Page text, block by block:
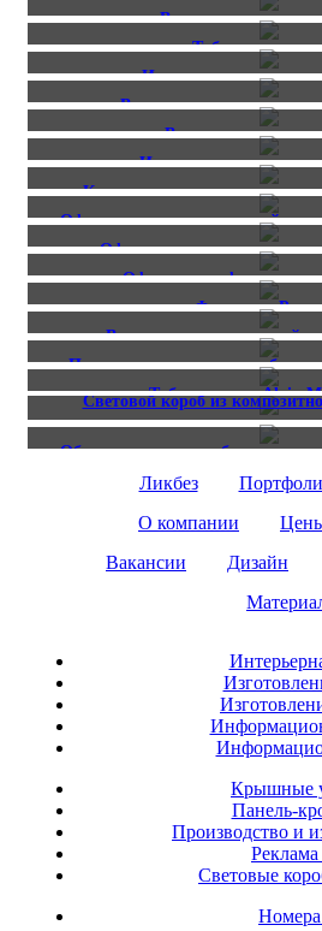
Вывеска из
Таблички из
Интерьерная
Вывеска из композита с
Вывеска из черного
Интерьерная вывеска
Композитная световая
Оформление витрин зимней
Оформление витрины
Оформление фасада
Фасад для
Вывеска с контражурной
Плоскость с накладными
Таблички для Alain
Световой короб из
материала
Объемные световые буквы на
Ликбез
О компании
Вакансии
Дизайн
Крышные
Панель-
Производство и
Реклама
Световые